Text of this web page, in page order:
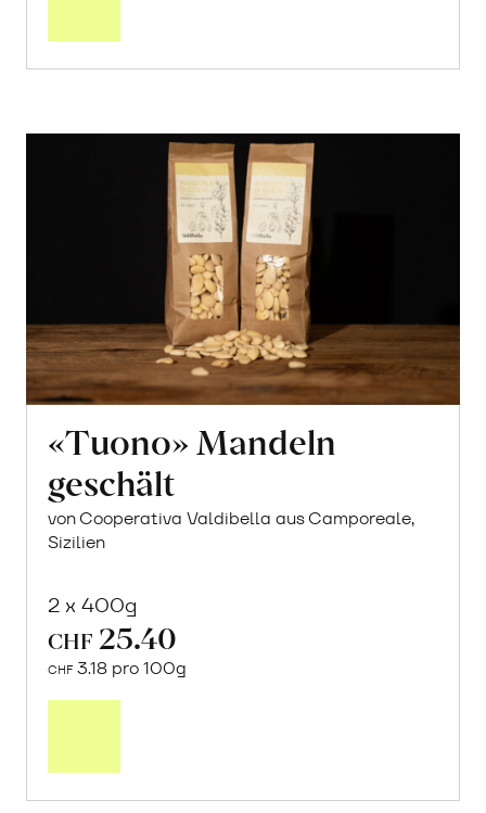
«Tuono» Mandeln
geschält
von Cooperativa Valdibella aus Camporeale,
Sizilien
2 x 400g
CHF 25.40
CHF 3.18 pro 100g